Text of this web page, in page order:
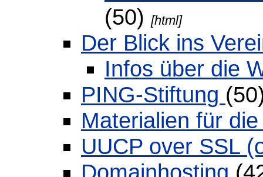
(50) [html]
Der Blick ins
Infos über die
PING-Stiftung
Materialien für
UUCP over SSL